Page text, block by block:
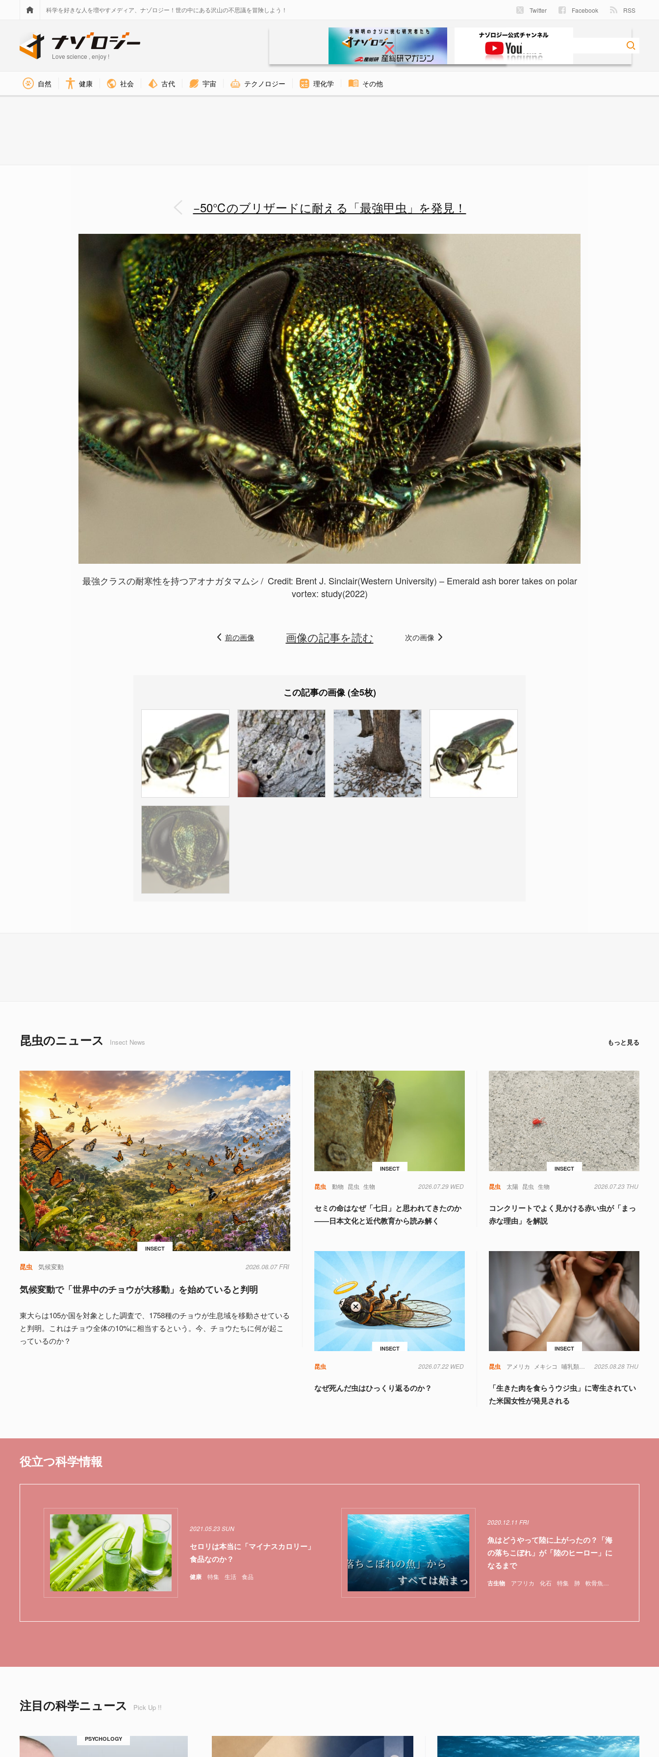
科学を好きな人を増やすメディア、ナゾロジー！世の中にある沢山の不思議を冒険しよう！ Twitter Facebook RSS
Love science , enjoy !
自然 健康 社会 古代 宇宙 テクノロジー 理化学 その他
−50℃のブリザードに耐える「最強甲虫」を発見！
最強クラスの耐寒性を持つアオナガタマムシ Credit: Brent J. Sinclair(Western University) – Emerald ash borer takes on polar
vortex: study(2022)
前の画像 画像の記事を読む 次の画像
この記事の画像 (全5枚)
昆虫のニュース Insect News もっと見る
INSECT
昆虫 気候変動 2026.08.07 FRI
気候変動で「世界中のチョウが大移動」を始めていると判明
東大らは105か国を対象とした調査で、1758種のチョウが生息域を移動させている
と判明。これはチョウ全体の10%に相当するという。今、チョウたちに何が起こ
っているのか？
INSECT
昆虫 動物 昆虫 生物 2026.07.29 WED
セミの命はなぜ「七日」と思われてきたのか
――日本文化と近代教育から読み解く
INSECT
昆虫 太陽 昆虫 生物 2026.07.23 THU
コンクリートでよく見かける赤い虫が「まっ
赤な理由」を解説
INSECT
昆虫 2026.07.22 WED
なぜ死んだ虫はひっくり返るのか？
INSECT
昆虫 アメリカ メキシコ 哺乳類 寄生虫 虫
2025.08.28 THU
「生きた肉を食らうウジ虫」に寄生されてい
た米国女性が発見される
役立つ科学情報
健康 特集 生活 食品
2021.05.23 SUN
セロリは本当に「マイナスカロリー」
食品なのか？
古生物 アフリカ 化石 特集 肺 軟骨魚類
2020.12.11 FRI
魚はどうやって陸に上がったの？「海
の落ちこぼれ」が「陸のヒーロー」に
なるまで
注目の科学ニュース Pick Up !!
PSYCHOLOGY